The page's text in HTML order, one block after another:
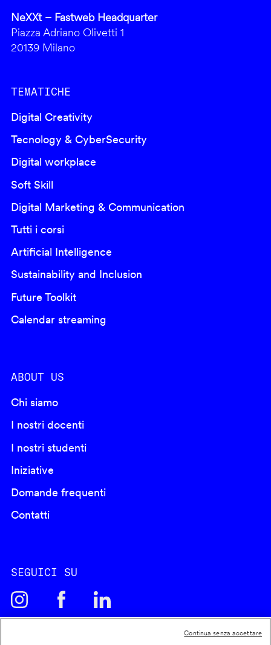
NeXXt – Fastweb Headquarter
Piazza Adriano Olivetti 1
20139 Milano
TEMATICHE
Digital Creativity
Tecnology & CyberSecurity
Digital workplace
Soft Skill
Digital Marketing & Communication
Tutti i corsi
Artificial Intelligence
Sustainability and Inclusion
Future Toolkit
Calendar streaming
ABOUT US
Chi siamo
I nostri docenti
I nostri studenti
Iniziative
Domande frequenti
Contatti
SEGUICI SU
Continua senza accettare